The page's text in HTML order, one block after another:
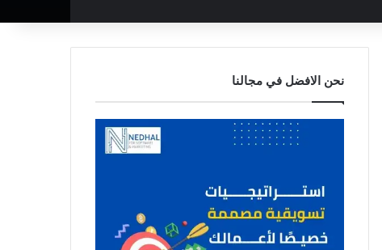
نحن الافضل في مجالنا